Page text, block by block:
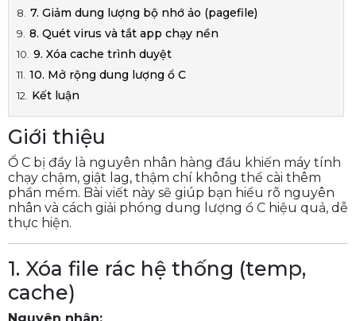
7. Giảm dung lượng bộ nhớ ảo (pagefile)
8. Quét virus và tắt app chạy nền
9. Xóa cache trình duyệt
10. Mở rộng dung lượng ổ C
Kết luận
Giới thiệu
Ổ C bị đầy là nguyên nhân hàng đầu khiến máy tính
chạy chậm, giật lag, thậm chí không thể cài thêm
phần mềm. Bài viết này sẽ giúp bạn hiểu rõ nguyên
nhân và cách giải phóng dung lượng ổ C hiệu quả, dễ
thực hiện.
1. Xóa file rác hệ thống (temp,
cache)